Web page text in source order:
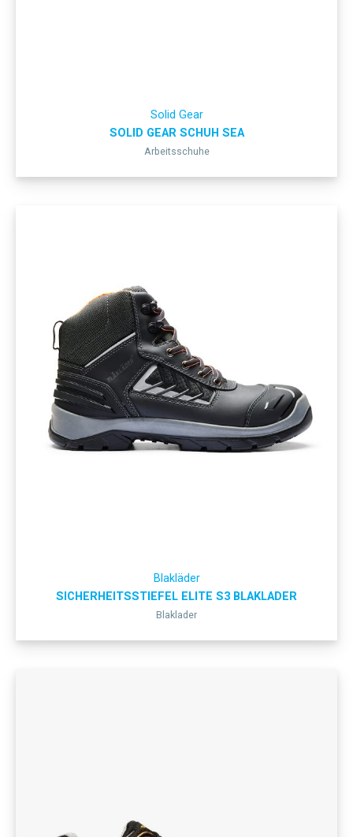
Solid Gear
SOLID GEAR SCHUH SEA
Arbeitsschuhe
Blakläder
SICHERHEITSSTIEFEL ELITE S3 BLAKLADER
Blaklader